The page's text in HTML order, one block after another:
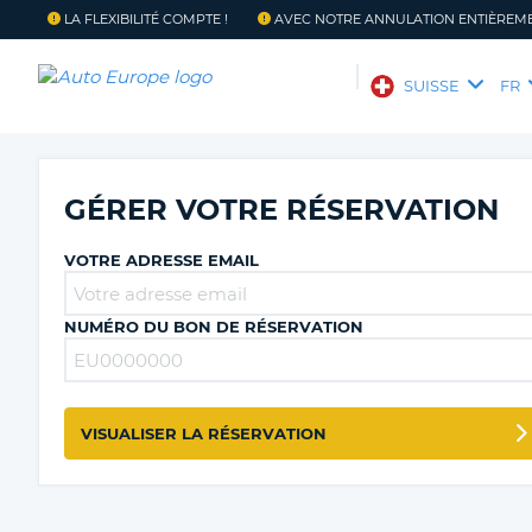
LA FLEXIBILITÉ COMPTE ! AVEC NOTRE ANNULATION
AUTO
SUISSE FR
VOITURE
SUPPORT
COMPTE
GÉRER VOTRE RÉSERVATION
VOTRE ADRESSE EMAIL
NUMÉRO DU BON DE RÉSERVATION
VISUALISER LA RÉSERVATION